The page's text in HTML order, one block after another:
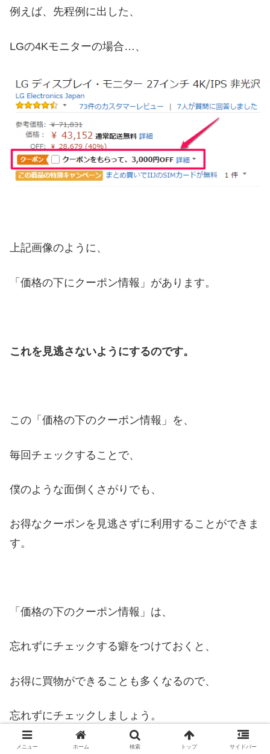
例えば、先程例に出した、
LGの4Kモニターの場合…、
上記画像のように、
「価格の下にクーポン情報」があります。
これを見逃さないようにするのです。
この「価格の下のクーポン情報」を、
毎回チェックすることで、
僕のような面倒くさがりでも、
お得なクーポンを見逃さずに利用することができま
す。
「価格の下のクーポン情報」は、
忘れずにチェックする癖をつけておくと、
お得に買物ができることも多くなるので、
忘れずにチェックしましょう。
スポンサードリンク
メニュー ホーム 検索 トップ サイドバー